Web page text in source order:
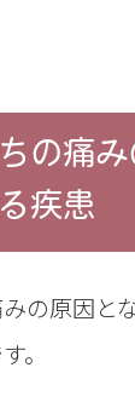
の痛み
疾患
の原因と
。